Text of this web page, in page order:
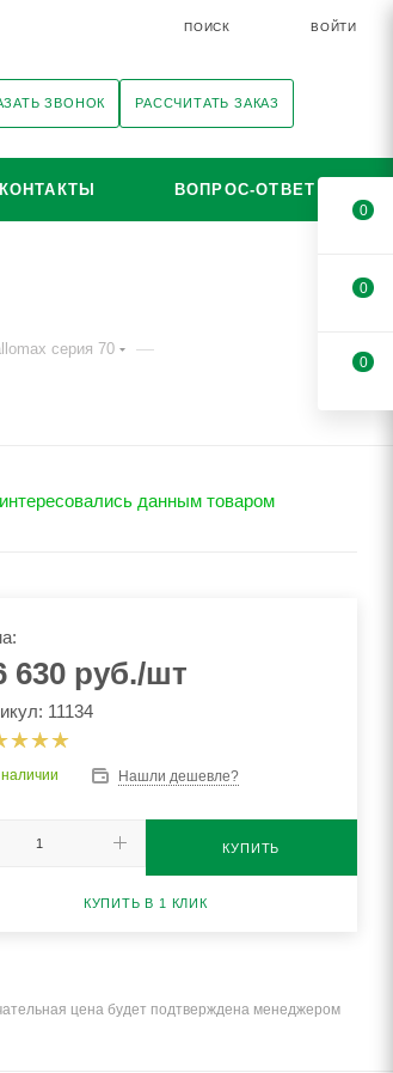
ПОИСК ВОЙТИ
ЗВОНОК РАССЧИТАТЬ ЗАКАЗ
КОНТАКТЫ ВОПРОС-ОТВЕТ
серия 70 —
данным товаром
630руб./шт
11134
Нашли дешевле?
КУПИТЬ
КУПИТЬ В 1 КЛИК
цена будет подтверждена менеджером
0
0
0